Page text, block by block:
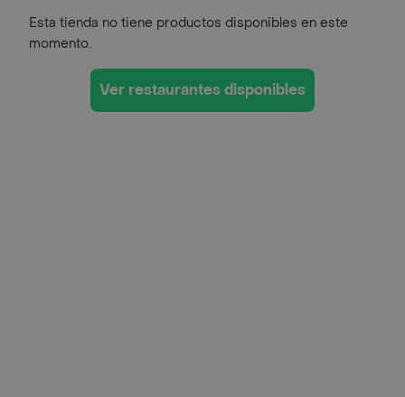
Esta tienda no tiene productos disponibles en este
momento.
Ver restaurantes disponibles